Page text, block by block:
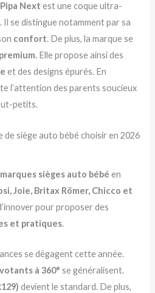
Next est une coque ultra-
. Il se distingue notamment par sa
confort. De plus, la marque se
premium. Elle propose ainsi des
et des designs épurés. En
l’attention des parents soucieux
petits.
de siège auto bébé choisir en 2026
sièges auto bébé en
Joie, Britax Römer, Chicco et
pour proposer des
et pratiques.
se dégagent cette année.
à 360° se généralisent.
devient le standard. De plus,